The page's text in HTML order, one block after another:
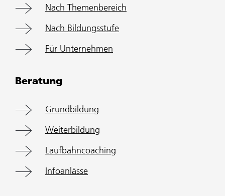
Nach Themenbereich
Nach Bildungsstufe
Für Unternehmen
Beratung
Grundbildung
Weiterbildung
Laufbahncoaching
Infoanlässe